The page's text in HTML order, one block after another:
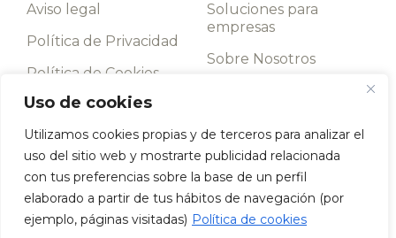
Uso de cookies
Utilizamos cookies propias y de terceros para analizar el
uso del sitio web y mostrarte publicidad relacionada
con tus preferencias sobre la base de un perfil
elaborado a partir de tus hábitos de navegación (por
ejemplo, páginas visitadas) Política de cookies
Aviso legal
Política de Privacidad
Política de Cookies
Términos y
Soluciones para
empresas
Sobre Nosotros
Llámanos
952 198 093
Av. de los Boliches, 43, 29640 Fuengirola, Málaga